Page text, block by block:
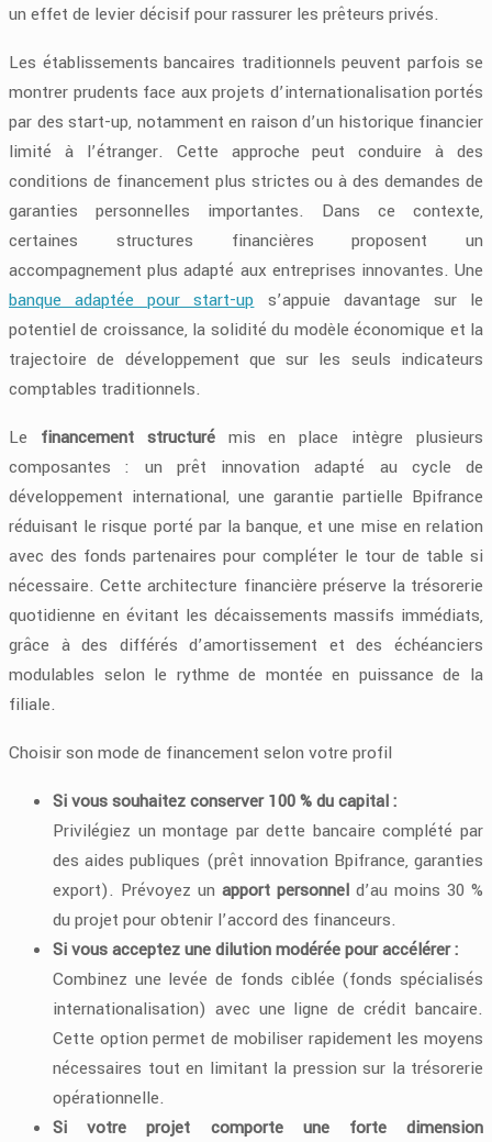
un effet de levier décisif pour rassurer les prêteurs privés.
Les établissements bancaires traditionnels peuvent parfois se
montrer prudents face aux projets d’internationalisation portés
par des start-up, notamment en raison d’un historique financier
limité à l’étranger. Cette approche peut conduire à des
conditions de financement plus strictes ou à des demandes de
garanties personnelles importantes. Dans ce contexte,
certaines structures financières proposent un
accompagnement plus adapté aux entreprises innovantes. Une
banque adaptée pour start-up s’appuie davantage sur le
potentiel de croissance, la solidité du modèle économique et la
trajectoire de développement que sur les seuls indicateurs
comptables traditionnels.
Le financement structurémis en place intègre plusieurs
composantes : un prêt innovation adapté au cycle de
développement international, une garantie partielle Bpifrance
réduisant le risque porté par la banque, et une mise en relation
avec des fonds partenaires pour compléter le tour de table si
nécessaire. Cette architecture financière préserve la trésorerie
quotidienne en évitant les décaissements massifs immédiats,
grâce à des différés d’amortissement et des échéanciers
modulables selon le rythme de montée en puissance de la
filiale.
Choisir son mode de financement selon votre profil
Si vous souhaitez conserver 100 % du capital :
Privilégiez un montage par dette bancaire complété par
des aides publiques (prêt innovation Bpifrance, garanties
export). Prévoyez un apport personnel d’au moins 30 %
du projet pour obtenir l’accord des financeurs.
Si vous acceptez une dilution modérée pour accélérer :
Combinez une levée de fonds ciblée (fonds spécialisés
internationalisation) avec une ligne de crédit bancaire.
Cette option permet de mobiliser rapidement les moyens
nécessaires tout en limitant la pression sur la trésorerie
opérationnelle.
Si votre projet comporte une forte dimension